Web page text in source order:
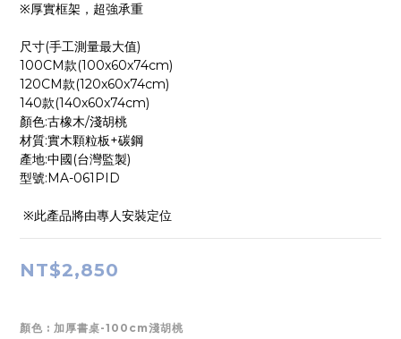
※厚實框架，超強承重
尺寸(手工測量最大值)
100CM款(100x60x74cm)
120CM款(120x60x74cm)
140款(140x60x74cm)
顏色:古橡木/淺胡桃
材質:實木顆粒板+碳鋼
產地:中國(台灣監製)
型號:MA-061PID
※此產品將由專人安裝定位
NT$2,850
顏色 : 加厚書桌-100cm淺胡桃